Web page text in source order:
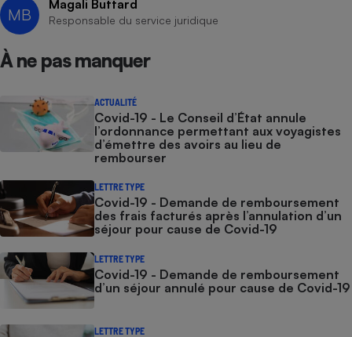
MB
Magali Buttard
Responsable du service juridique
À ne pas manquer
ACTUALITÉ
Covid-19 - Le Conseil d’État annule
l’ordonnance permettant aux voyagistes
d’émettre des avoirs au lieu de
rembourser
LETTRE TYPE
Covid-19 - Demande de remboursement
des frais facturés après l’annulation d’un
séjour pour cause de Covid-19
LETTRE TYPE
Covid-19 - Demande de remboursement
d’un séjour annulé pour cause de Covid-19
LETTRE TYPE